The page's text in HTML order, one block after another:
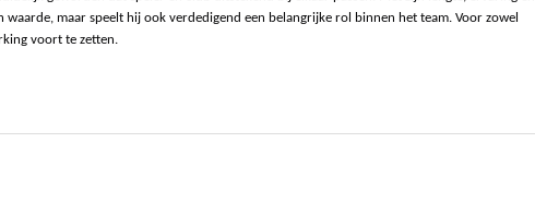
maar speelt hij ook verdedigend een belangrijke rol binnen het team. Voor zowel